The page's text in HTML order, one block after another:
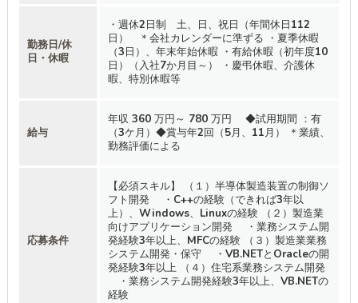
勤務日/休
日・休暇
・週休2日制 土、日、祝日（年間休日112
日） ＊会社カレンダーに準ずる ・夏季休暇
（3日）、年末年始休暇 ・有給休暇（初年度10
日）（入社7か月目～） ・慶弔休暇、介護休
暇、特別休暇等
給与
年収 360 万円～ 780 万円 ◆試用期間 ：有
（3ケ月）◆賞与年2回（5月、11月） ＊業績、
勤務評価による
応募条件
【必須スキル】 （１）半導体製造装置の制御ソ
フト開発 ・C++の経験（できれば3年以
上）、Windows、Linuxの経験 （２）製造業
向けアプリケーション開発 ・業務システム開
発経験3年以上、MFCの経験 （３）製造業業務
システム開発・保守 ・VB.NETとOracleの開
発経験3年以上 （４）住宅系業務システム開発
・業務システム開発経験3年以上、VB.NETの
経験